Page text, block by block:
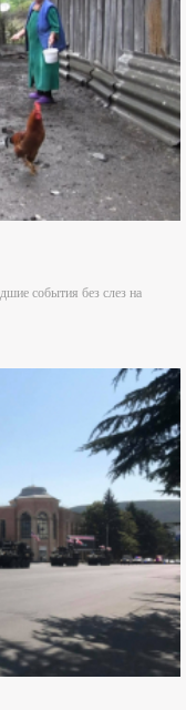
события без слез на